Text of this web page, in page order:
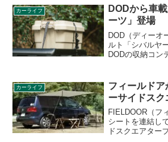
ている車種であ
す。詳細をレビ
カーライフ
DODから車
ーツ」登場
DOD（ディーオ
ルト「シバルヤ
DODの収納コン
簡単に固定がで
コンセプト、ブ
織りされたデザ
ーします。
カーライフ
フィールドア
ーサイドス
FIELDOOR（フ
シートを連結し
ドスクエアター